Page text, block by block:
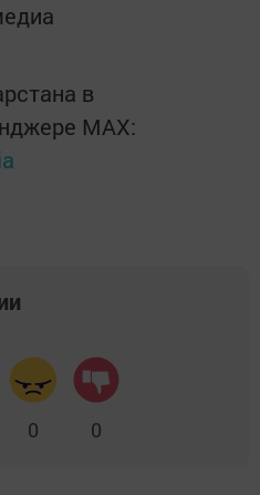
в
MАХ:
0 0